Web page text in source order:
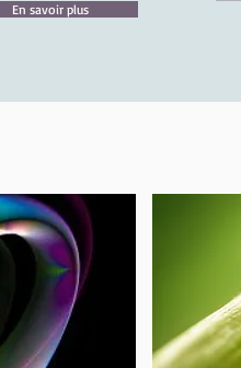
En savoir plus